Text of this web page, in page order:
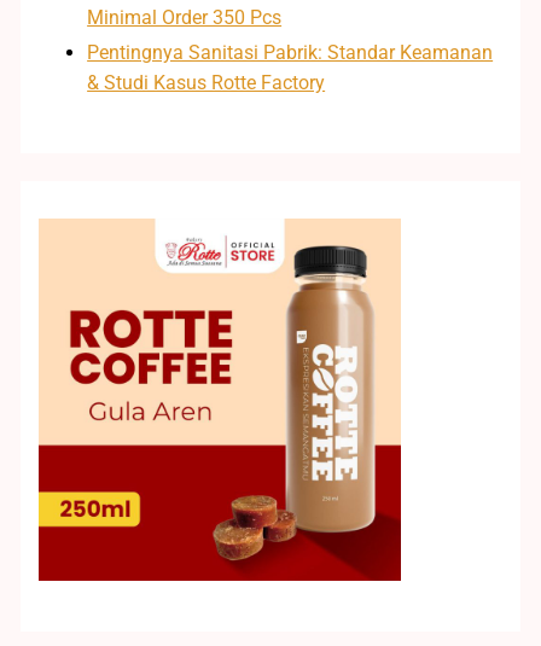
Minimal Order 350 Pcs
Pentingnya Sanitasi Pabrik: Standar Keamanan
& Studi Kasus Rotte Factory